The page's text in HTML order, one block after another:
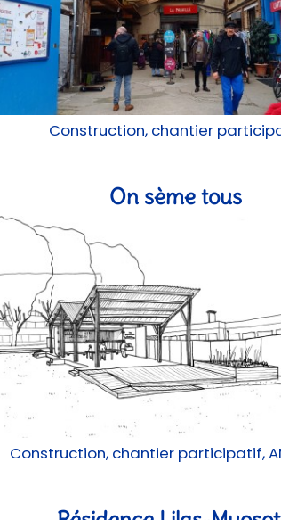
Construction, chantier
On sème tous
Construction, chantier participatif,